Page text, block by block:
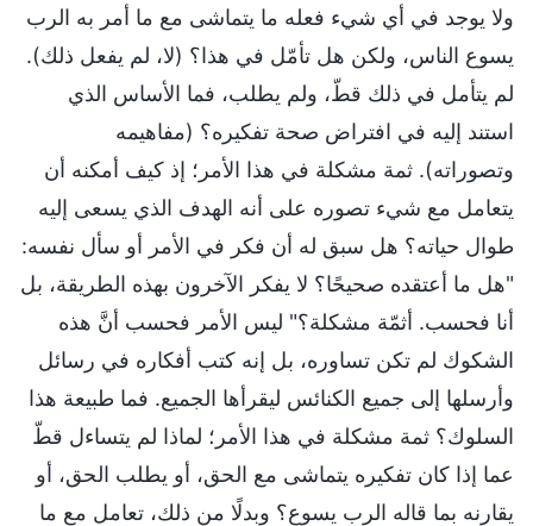
ولا يوجد في أي شيء فعله ما يتماشى مع ما أمر به الرب
يسوع الناس، ولكن هل تأمّل في هذا؟ (لا، لم يفعل ذلك).
لم يتأمل في ذلك قطّ، ولم يطلب، فما الأساس الذي
استند إليه في افتراض صحة تفكيره؟ (مفاهيمه
وتصوراته). ثمة مشكلة في هذا الأمر؛ إذ كيف أمكنه أن
يتعامل مع شيء تصوره على أنه الهدف الذي يسعى إليه
طوال حياته؟ هل سبق له أن فكر في الأمر أو سأل نفسه:
"هل ما أعتقده صحيحًا؟ لا يفكر الآخرون بهذه الطريقة، بل
أنا فحسب. أثمّة مشكلة؟" ليس الأمر فحسب أنَّ هذه
الشكوك لم تكن تساوره، بل إنه كتب أفكاره في رسائل
وأرسلها إلى جميع الكنائس ليقرأها الجميع. فما طبيعة هذا
السلوك؟ ثمة مشكلة في هذا الأمر؛ لماذا لم يتساءل قطّ
عما إذا كان تفكيره يتماشى مع الحق، أو يطلب الحق، أو
يقارنه بما قاله الرب يسوع؟ وبدلًا من ذلك، تعامل مع ما